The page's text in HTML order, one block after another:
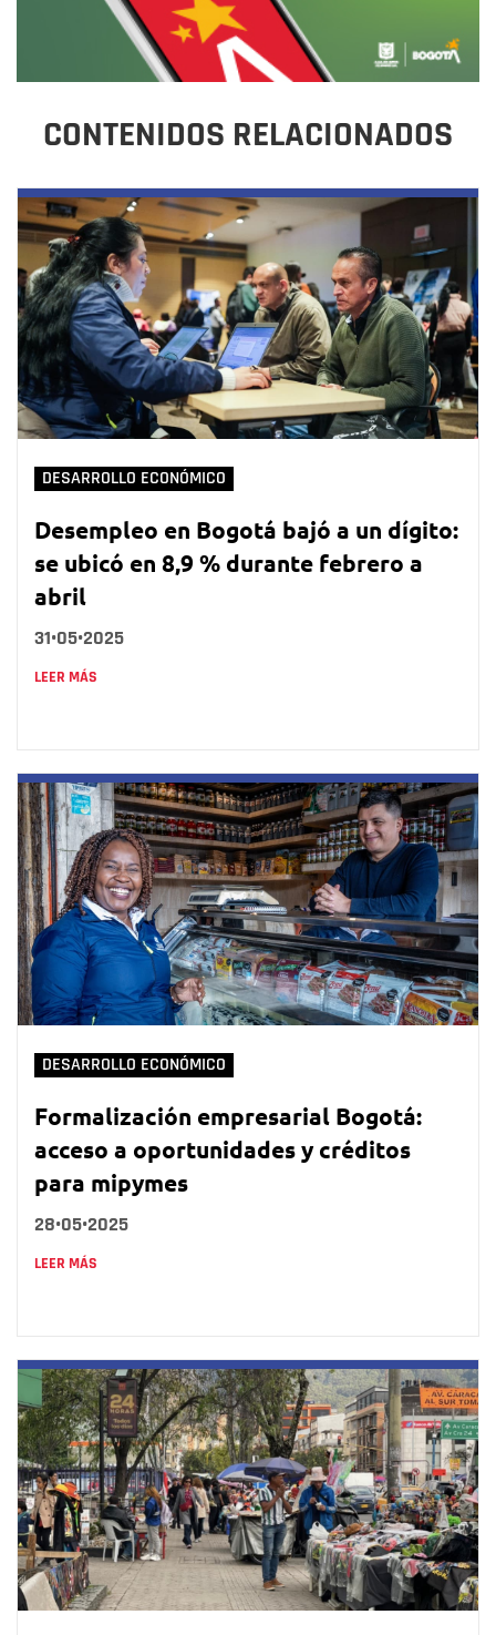
CONTENIDOS RELACIONADOS
DESARROLLO ECONÓMICO
Desempleo en Bogotá bajó a un dígito:
se ubicó en 8,9 % durante febrero a
abril
31•05•2025
LEER MÁS
DESARROLLO ECONÓMICO
Formalización empresarial Bogotá:
acceso a oportunidades y créditos
para mipymes
28•05•2025
LEER MÁS